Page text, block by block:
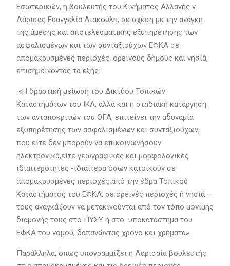
Εσωτερικών, η βουλευτής του Κινήματος Αλλαγής ν.
Λάρισας Ευαγγελία Λιακούλη, σε σχέση με την ανάγκη
της άμεσης και αποτελεσματικής εξυπηρέτησης των
ασφαλισμένων και των συνταξιούχων ΕΦΚΑ σε
απομακρυσμένες περιοχές, ορεινούς δήμους και νησιά,
επισημαίνοντας τα εξής:
«Η δραστική μείωση του Δικτύου Τοπικών
Καταστημάτων του ΙΚΑ, αλλά και η σταδιακή κατάργηση
των ανταποκριτών του ΟΓΑ, επιτείνει την αδυναμία
εξυπηρέτησης των ασφαλισμένων και συνταξιούχων,
που είτε δεν μπορούν να επικοινωνήσουν
ηλεκτρονικά,είτε γεωγραφικές και μορφολογικές
ιδιαιτερότητες -ιδιαίτερα όσων κατοικούν σε
απομακρυσμένες περιοχές από την έδρα Τοπικού
Καταστήματος του ΕΦΚΑ, σε ορεινές περιοχές ή νησιά –
τους αναγκάζουν να μετακινούνται από τον τόπο μόνιμης
διαμονής τους στο ΠΥΣΥ ή στο υποκατάστημα του
ΕΦΚΑ του νομού, δαπανώντας χρόνο και χρήματα».
Παράλληλα, όπως υπογραμμίζει η Λαρισαία βουλευτής